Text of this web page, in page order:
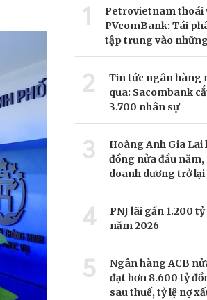
1
Petrovietnam thoái
PVcomBank: Tái
tập trung vào
2
Tin tức ngân hàng
qua: Sacombank
3.700 nhân sự
3
Hoàng Anh Gia Lai
đồng nửa đầu
doanh dương trở lại
4
PNJ lãi gần 1.200
năm 2026
5
Ngân hàng ACB
đạt hơn 8.600 tỷ
sau thuế, tỷ lệ nợ